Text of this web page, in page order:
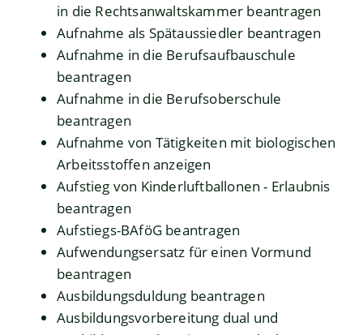
in die Rechtsanwaltskammer beantragen
Aufnahme als Spätaussiedler beantragen
Aufnahme in die Berufsaufbauschule
beantragen
Aufnahme in die Berufsoberschule
beantragen
Aufnahme von Tätigkeiten mit biologischen
Arbeitsstoffen anzeigen
Aufstieg von Kinderluftballonen - Erlaubnis
beantragen
Aufstiegs-BAföG beantragen
Aufwendungsersatz für einen Vormund
beantragen
Ausbildungsduldung beantragen
Ausbildungsvorbereitung dual und